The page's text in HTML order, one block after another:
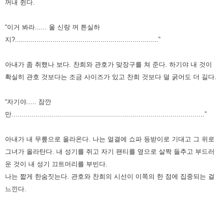
꺼내 쥔다.
“이거 봐라...... 울 신랑 꺼 튼실하
지?........................................................................”
아내가 좀 취했나 보다. 찬희와 관호가 맞장구를 쳐 준다. 하기야 내 것이
확실히 관호 것보다는 조금 사이즈가 있고 찬희 것보다 덜 굵어도 더 길다.
“자기야..... 잠깐
만.................................................................................................”
아내가 내 무릎으로 올라온다. 나는 얼결에 쇼파 등받이로 기대고 그 위로
그녀가 올라탄다. 내 성기를 쥐고 자기 팬티를 옆으로 살짝 들추고 부드러
운 것이 내 성기 끄트머리를 부빈다.
나는 짧게 한숨짓는다. 관호와 찬희의 시선이 이쪽의 한 점에 집중되는 걸
느낀다.